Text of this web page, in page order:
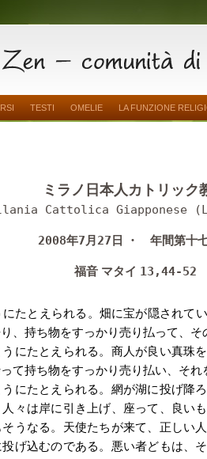
TESTI OMELIE LA FUNZIONE
ミラノ日本人カトリック
Cattolica Giapponese
2008年7 月 27 日 ・ 年間第十
福音 マタイ 13,44-52
にたとえられる。畑に宝が隠されて
、持ち物をすっかり売り払って、そ
にたとえられる。商人が良い真珠
て持ち物をすっかり売り払い、それ
にたとえられる。網が湖に投げ降
々は岸に引き上げ、座って、良い
うなる。天使たちが来て、正しい
げ込むのである。悪い者どもは、